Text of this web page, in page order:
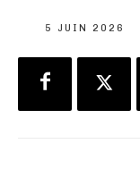
5 JUIN 2026